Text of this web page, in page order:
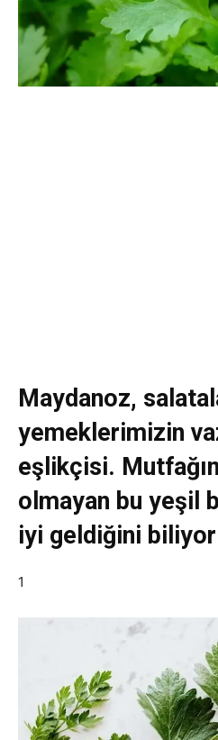
Maydanoz,
yemeklerimizin
eşlikçisi.
olmayan bu yeşil
iyi geldiğini
1